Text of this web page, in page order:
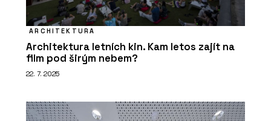
ČLÁNKY
ARCHITEKTURA
Architektura letních kin. Kam letos zajít na
film pod širým nebem?
22. 7. 2025